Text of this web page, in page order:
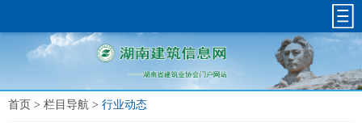
首页 > 栏目导航 > 行业动态